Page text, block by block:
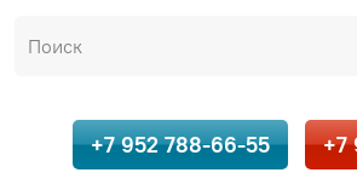
+7 952 788-66-55 +7